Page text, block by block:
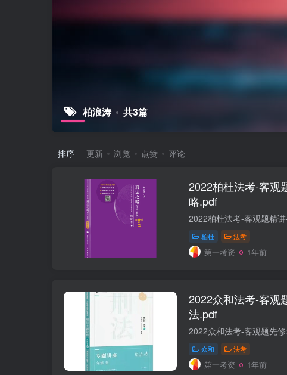
柏浪涛 共3篇
排序 更新 浏览 点赞 评论
2022柏杜法考-客观
略.pdf
柏杜 法考
第一考资 1年前
2022众和法考-客观
法.pdf
众和 法考
第一考资 1年前